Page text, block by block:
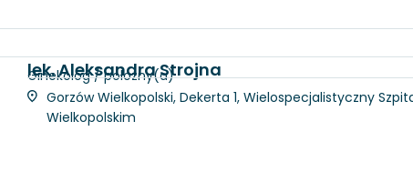
lek. Aleksandra Strojna
Ginekolog / położny(a)
Gorzów Wielkopolski, Dekerta 1, Wielospecjalistyczny
Wielkopolskim